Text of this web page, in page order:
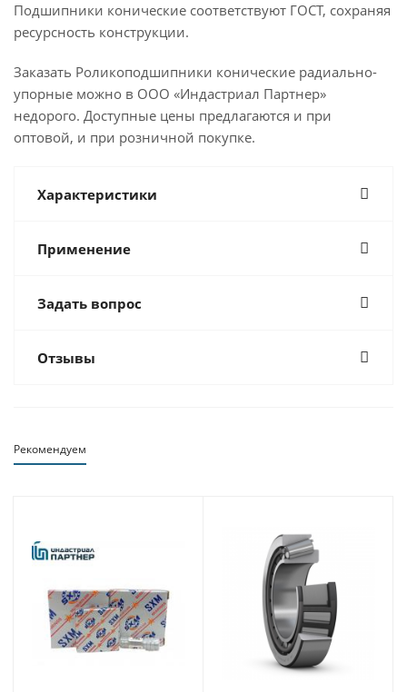
Подшипники конические соответствуют ГОСТ, сохраняя
ресурсность конструкции.
Заказать Роликоподшипники конические радиально-
упорные можно в ООО «Индастриал Партнер»
недорого. Доступные цены предлагаются и при
оптовой, и при розничной покупке.
Характеристики
Применение
Задать вопрос
Отзывы
Рекомендуем